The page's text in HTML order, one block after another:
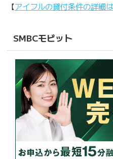
【アイフルの貸付条件の詳細
SMBCモビット